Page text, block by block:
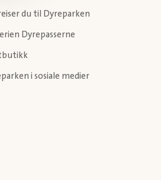
du til Dyreparken
Dyrepasserne
i sosiale medier